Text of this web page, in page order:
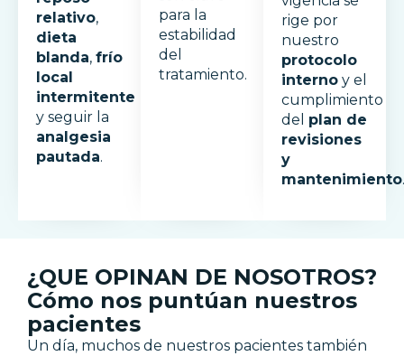
relativo,
dieta
blanda, frío
local
intermitente
y seguir la
analgesia
pautada.
para la
estabilidad
del
tratamiento.
rige por
nuestro
protocolo
interno y el
cumplimiento
del plan de
revisiones
y
mantenimiento
¿QUE OPINAN DE NOSOTROS?
Cómo nos puntúan nuestros
pacientes
Un día, muchos de nuestros pacientes también